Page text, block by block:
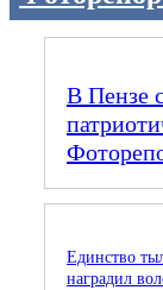
В Пензе
Единство
наградил